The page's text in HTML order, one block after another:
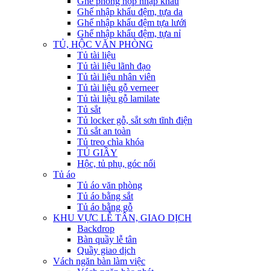
Ghế nhập khẩu đệm, tựa da
Ghế nhập khẩu đệm tựa lưới
Ghế nhập khẩu đệm, tựa nỉ
TỦ, HỘC VĂN PHÒNG
Tủ tài liệu
Tủ tài liệu lãnh đạo
Tủ tài liệu nhân viên
Tủ tài liệu gỗ verneer
Tủ tài liệu gỗ lamilate
Tủ sắt
Tủ locker gỗ, sắt sơn tĩnh điện
Tủ sắt an toàn
Tủ treo chìa khóa
TỦ GIẦY
Hộc, tủ phụ, góc nối
Tủ áo
Tủ áo văn phòng
Tủ áo bằng sắt
Tủ áo bằng gỗ
KHU VỰC LỄ TÂN, GIAO DỊCH
Backdrop
Bàn quầy lễ tân
Quầy giao dịch
Vách ngăn bàn làm việc